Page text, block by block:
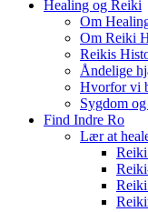
Healing og Reiki
Om
Om Reiki
Reikis
Åndelige
Hvorfor vi
Sygdom
Find Indre Ro
Lær at
Reiki